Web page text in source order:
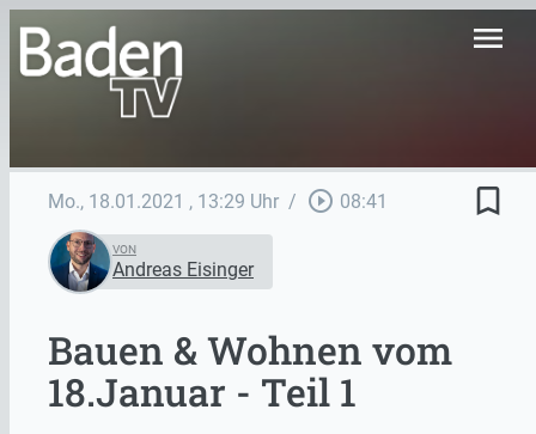
menu
Mo., 18.01.2021 , 13:29 Uhr / play_circle_outline 08:41 bookmark_border
VON
Andreas Eisinger
Bauen & Wohnen vom
18.Januar - Teil 1